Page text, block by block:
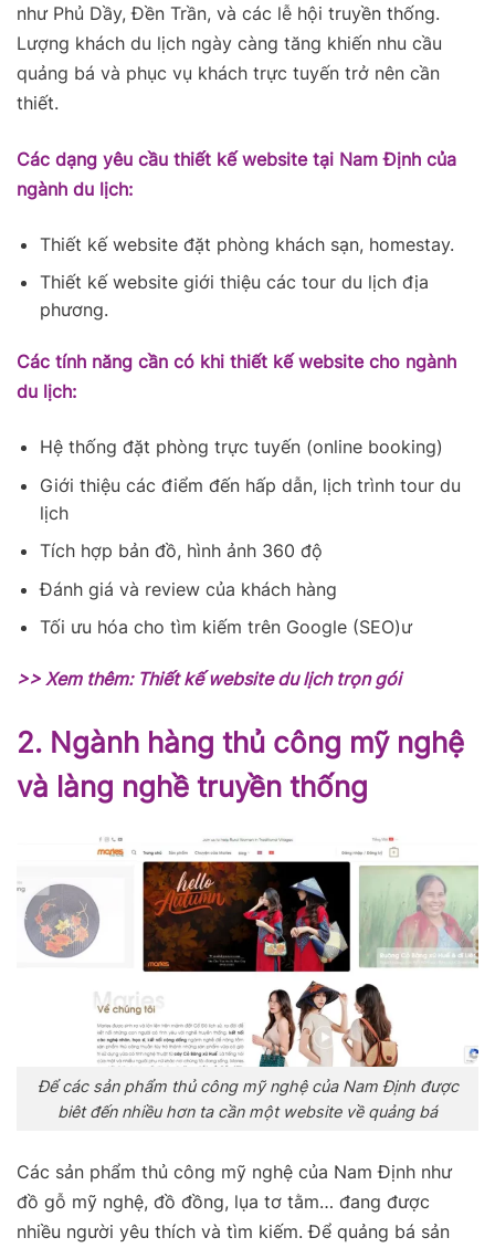
như Phủ Dầy, Đền Trần, và các lễ hội truyền thống.
Lượng khách du lịch ngày càng tăng khiến nhu cầu
quảng bá và phục vụ khách trực tuyến trở nên cần
thiết.
Các dạng yêu cầu thiết kế website tại Nam Định của
ngành du lịch:
Thiết kế website đặt phòng khách sạn, homestay.
Thiết kế website giới thiệu các tour du lịch địa
phương.
Các tính năng cần có khi thiết kế website cho ngành
du lịch:
Hệ thống đặt phòng trực tuyến (online booking)
Giới thiệu các điểm đến hấp dẫn, lịch trình tour du
lịch
Tích hợp bản đồ, hình ảnh 360 độ
Đánh giá và review của khách hàng
Tối ưu hóa cho tìm kiếm trên Google (SEO)ư
>> Xem thêm: Thiết kế website du lịch trọn gói
2. Ngành hàng thủ công mỹ nghệ
và làng nghề truyền thống
Để các sản phẩm thủ công mỹ nghệ của Nam Định được
biêt đến nhiều hơn ta cần một website về quảng bá
Các sản phẩm thủ công mỹ nghệ của Nam Định như
đồ gỗ mỹ nghệ, đồ đồng, lụa tơ tằm… đang được
nhiều người yêu thích và tìm kiếm. Để quảng bá sản